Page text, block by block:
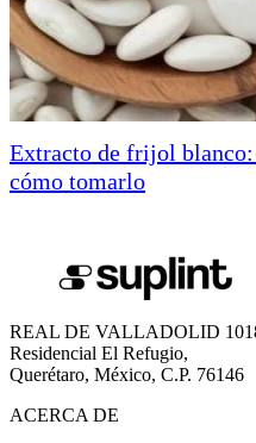
Extracto de frijol
cómo tomarlo
REAL DE VALLADOLID
Residencial El Refugio,
Querétaro, México, C.P. 76146
ACERCA DE